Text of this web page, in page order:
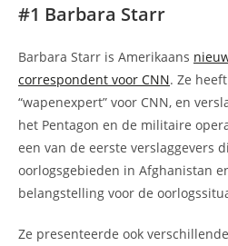
#1 Barbara Starr
Barbara Starr is Amerikaans
correspondent voor CNN. Ze
“wapenexpert” voor CNN, en
het Pentagon en de militaire
een van de eerste verslaggevers
oorlogsgebieden in Afghanistan
belangstelling voor de
Ze presenteerde ook